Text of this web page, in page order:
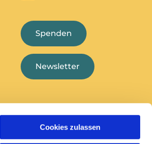
Cookies zulassen
Spenden
Newsletter